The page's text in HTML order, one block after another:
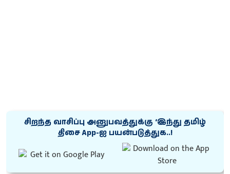
சிறந்த வாசிப்பு அனுபவத்துக்கு ‘இந்து தமிழ்
திசை App-ஐ பயன்படுத்துக..!